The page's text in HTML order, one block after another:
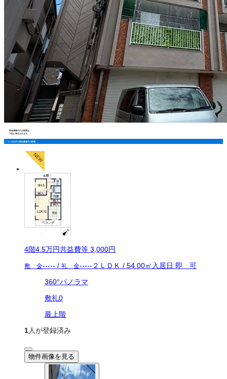
現在募集中のお部屋は
下記に表示されます。
コーポ山中の現在募集中の部屋
4階4.5万円共益費等 3,000円
敷 金----- / 礼 金----- ２ＬＤＫ / 54.00㎡ 入居日 即 可
360°パノラマ
敷礼0
最上階
1人が登録済み
物件画像を見る